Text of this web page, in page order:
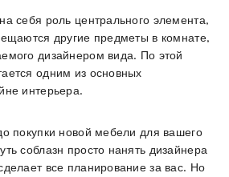
себя роль центрального элемента,
другие предметы в комнате,
дизайнером вида. По этой
одним из основных
интерьера.
покупки новой мебели для вашего
соблазн просто нанять дизайнера
все планирование за вас. Но